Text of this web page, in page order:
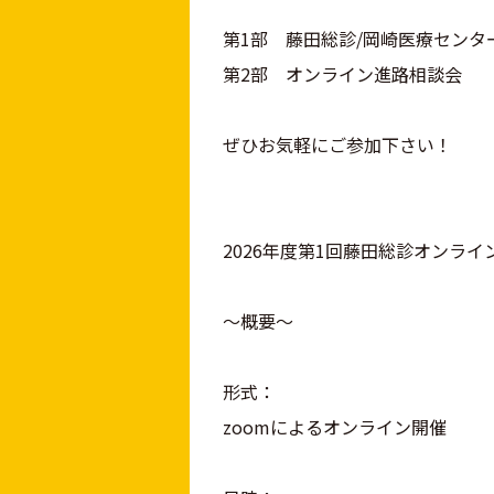
第1部 藤田総診/岡崎医療センタ
第2部 オンライン進路相談会
ぜひお気軽にご参加下さい！
2026年度第1回藤田総診オンライ
～概要～
形式：
zoomによるオンライン開催